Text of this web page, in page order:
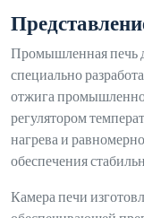
Промышленная печь
специально
отжига
регулятором
нагрева и
обеспечения
Камера печи